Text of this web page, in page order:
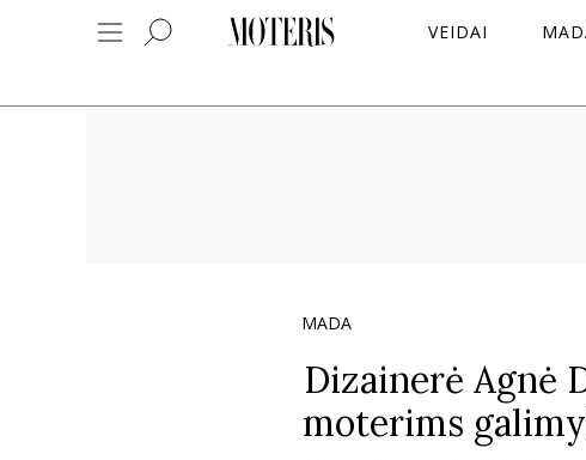
VEIDAI
MADA
Dizainerė Agnė
moterims